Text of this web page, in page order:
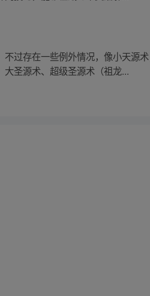
过存在一些例外情况，像小天源
圣源术、超级圣源术（祖龙...